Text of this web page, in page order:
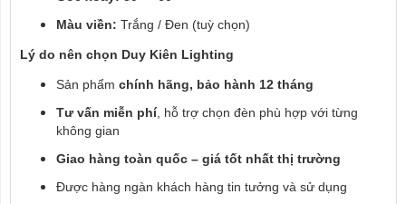
Màu viền: Trắng / Đen (tuỳ chọn)
Lý do nên chọn Duy Kiên Lighting
Sản phẩm chính hãng, bảo hành 12 tháng
Tư vấn miễn phí, hỗ trợ chọn đèn phù hợp với từng
không gian
Giao hàng toàn quốc – giá tốt nhất thị trường
Được hàng ngàn khách hàng tin tưởng và sử dụng